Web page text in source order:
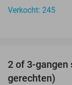
Verkocht: 245
2 of 3-gangen
gerechten)